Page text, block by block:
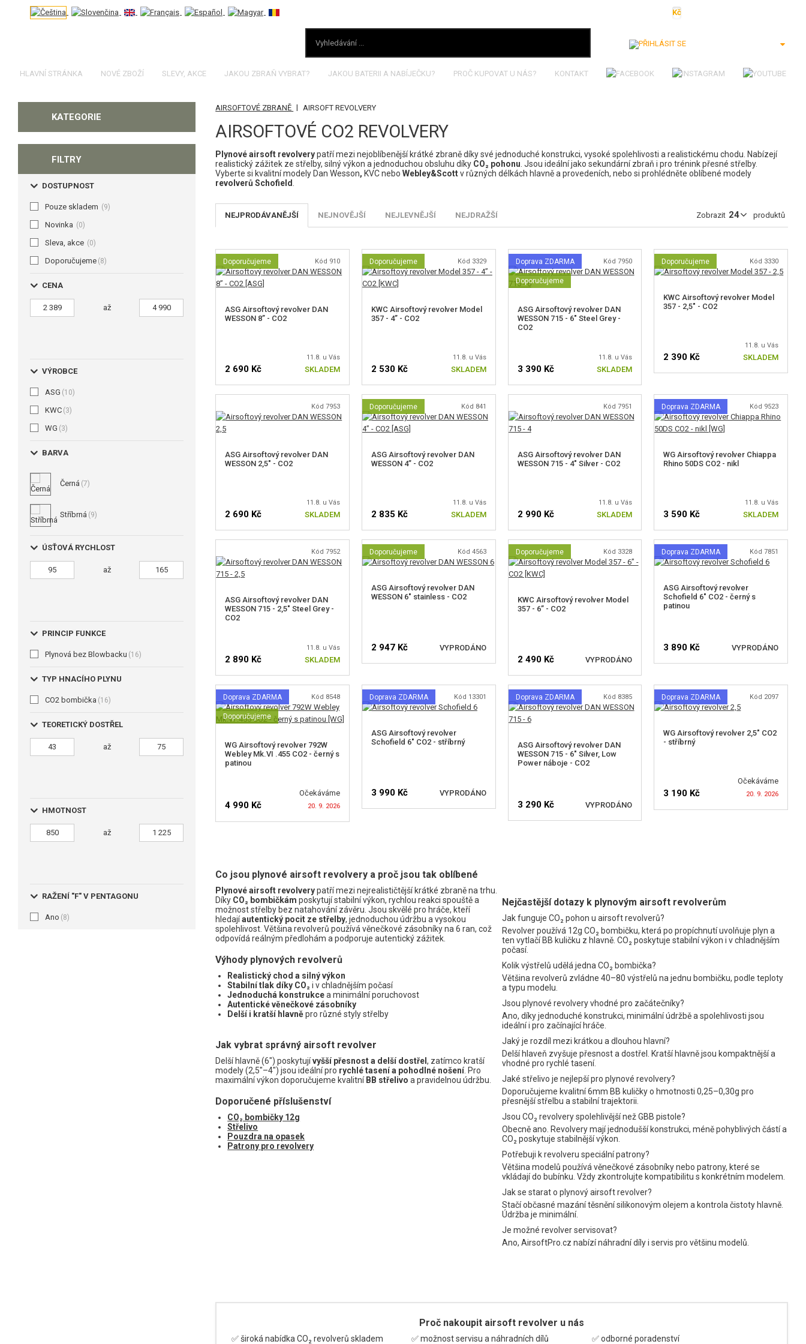
Kč
HLAVNÍ STRÁNKA NOVÉ ZBOŽÍ SLEVY, AKCE JAKOU ZBRAŇ VYBRAT? JAKOU BATERII A NABÍJEČKU? PROČ KUPOVAT U NÁS? KONTAKT
KATEGORIE
FILTRY
DOSTUPNOST
Pouze skladem (9)
Novinka (0)
Sleva, akce (0)
Doporučujeme (8)
CENA
až
VÝROBCE
ASG (10)
KWC (3)
WG (3)
BARVA
Černá (7)
Stříbrná (9)
ÚSŤOVÁ RYCHLOST
až
PRINCIP FUNKCE
Plynová bez Blowbacku (16)
TYP HNACÍHO PLYNU
CO2 bombička (16)
TEORETICKÝ DOSTŘEL
až
HMOTNOST
až
RAŽENÍ "F" V PENTAGONU
Ano (8)
AIRSOFTOVÉ ZBRANĚ | AIRSOFT REVOLVERY
AIRSOFTOVÉ CO2 REVOLVERY
Plynové airsoft revolverypatří mezi nejoblíbenější krátké zbraně díky své jednoduché konstrukci, vysoké spolehlivosti a realistickému chodu. Nabízejí
realistický zážitek ze střelby, silný výkon a jednoduchou obsluhu díky CO₂ pohonu . Jsou ideální jako sekundární zbraň i pro trénink přesné střelby.
Vyberte si kvalitní modely Dan Wesson, KVCnebo Webley&Scott v různých délkách hlavně a provedeních, nebo si prohlédněte oblíbené modely
revolverů Schofield
Zobrazit produktů
NEJPRODÁVANĚJŠÍ NEJNOVĚJŠÍ NEJLEVNĚJŠÍ NEJDRAŽŠÍ
Doporučujeme Kód 910
ASG Airsoftový revolver DAN
WESSON 8” - CO2
11.8. u Vás
2 690 Kč SKLADEM
Doporučujeme Kód 3329
KWC Airsoftový revolver Model
357 - 4” - CO2
11.8. u Vás
2 530 Kč SKLADEM
Doprava ZDARMA
Doporučujeme
Kód 7950
ASG Airsoftový revolver DAN
WESSON 715 - 6" Steel Grey -
CO2
11.8. u Vás
3 390 Kč SKLADEM
Doporučujeme Kód 3330
KWC Airsoftový revolver Model
357 - 2,5" - CO2
11.8. u Vás
2 390 Kč SKLADEM
Kód 7953
ASG Airsoftový revolver DAN
WESSON 2,5" - CO2
11.8. u Vás
2 690 Kč SKLADEM
Doporučujeme Kód 841
ASG Airsoftový revolver DAN
WESSON 4” - CO2
11.8. u Vás
2 835 Kč SKLADEM
Kód 7951
ASG Airsoftový revolver DAN
WESSON 715 - 4" Silver - CO2
11.8. u Vás
2 990 Kč SKLADEM
Doprava ZDARMA Kód 9523
WG Airsoftový revolver Chiappa
Rhino 50DS CO2 - nikl
11.8. u Vás
3 590 Kč SKLADEM
Kód 7952
ASG Airsoftový revolver DAN
WESSON 715 - 2,5" Steel Grey -
CO2
11.8. u Vás
2 890 Kč SKLADEM
Doporučujeme Kód 4563
ASG Airsoftový revolver DAN
WESSON 6" stainless - CO2
2 947 Kč VYPRODÁNO
HLÍDAT DOSTUPNOST
Doporučujeme Kód 3328
KWC Airsoftový revolver Model
357 - 6” - CO2
2 490 Kč VYPRODÁNO
HLÍDAT DOSTUPNOST
Doprava ZDARMA Kód 7851
ASG Airsoftový revolver
Schofield 6" CO2 - černý s
patinou
3 890 Kč VYPRODÁNO
HLÍDAT DOSTUPNOST
Doprava ZDARMA
Doporučujeme
Kód 8548
WG Airsoftový revolver 792W
Webley Mk.VI .455 CO2 - černý s
patinou
Očekáváme
4 990 Kč 20. 9. 2026
Doprava ZDARMA Kód 13301
ASG Airsoftový revolver
Schofield 6" CO2 - stříbrný
3 990 Kč VYPRODÁNO
Doprava ZDARMA Kód 8385
ASG Airsoftový revolver DAN
WESSON 715 - 6" Silver, Low
Power náboje - CO2
3 290 Kč VYPRODÁNO
Doprava ZDARMA Kód 2097
WG Airsoftový revolver 2,5" CO2
- stříbrný
Očekáváme
3 190 Kč 20. 9. 2026
Co jsou plynové airsoft revolvery a proč jsou tak oblíbené
Plynové airsoft revolverypatří mezi nejrealističtější krátké zbraně na trhu.
Díky CO₂ bombičkám poskytují stabilní výkon, rychlou reakci spouště a
možnost střelby bez natahování závěru. Jsou skvělé pro hráče, kteří
hledajíautentický pocit ze střelby, jednoduchou údržbu a vysokou
spolehlivost. Většina revolverů používá věnečkové zásobníky na 6 ran, což
odpovídá reálným předlohám a podporuje autentický zážitek.
Výhody plynových revolverů
Realistický chod a silný výkon
Stabilní tlak díky CO₂ i v chladnějším počasí
Jednoduchá konstrukcea minimální poruchovost
Autentické věnečkové zásobníky
Delší i kratší hlavněpro různé styly střelby
Jak vybrat správný airsoft revolver
Delší hlavně (6") poskytujívyšší přesnost a delší dostřel, zatímco kratší
modely (2,5"–4") jsou ideální pro rychlé tasení a pohodlné nošení. Pro
maximální výkon doporučujeme kvalitní BB střelivo a pravidelnou údržbu.
Doporučené příslušenství
CO₂ bombičky 12g
Střelivo
Pouzdra na opasek
Patrony pro revolvery
Nejčastější dotazy k plynovým airsoft revolverům
Jak funguje CO₂ pohon u airsoft revolverů?
Revolver používá 12g CO₂ bombičku, která po propíchnutí uvolňuje plyn a
ten vytlačí BB kuličku z hlavně. CO₂ poskytuje stabilní výkon i v chladnějším
počasí.
Kolik výstřelů udělá jedna CO₂ bombička?
Většina revolverů zvládne 40–80 výstřelů na jednu bombičku, podle teploty
a typu modelu.
Jsou plynové revolvery vhodné pro začátečníky?
Ano, díky jednoduché konstrukci, minimální údržbě a spolehlivosti jsou
ideální i pro začínající hráče.
Jaký je rozdíl mezi krátkou a dlouhou hlavní?
Delší hlaveň zvyšuje přesnost a dostřel. Kratší hlavně jsou kompaktnější a
vhodné pro rychlé tasení.
Jaké střelivo je nejlepší pro plynové revolvery?
Doporučujeme kvalitní 6mm BB kuličky o hmotnosti 0,25–0,30g pro
přesnější střelbu a stabilní trajektorii.
Jsou CO₂ revolvery spolehlivější než GBB pistole?
Obecně ano. Revolvery mají jednodušší konstrukci, méně pohyblivých částí a
CO₂ poskytuje stabilnější výkon.
Potřebuji k revolveru speciální patrony?
Většina modelů používá věnečkové zásobníky nebo patrony, které se
vkládají do bubínku. Vždy zkontrolujte kompatibilitu s konkrétním modelem.
Jak se starat o plynový airsoft revolver?
Stačí občasné mazání těsnění silikonovým olejem a kontrola čistoty hlavně.
Údržba je minimální.
Je možné revolver servisovat?
Ano, AirsoftPro.cz nabízí náhradní díly i servis pro většinu modelů.
Proč nakoupit airsoft revolver u nás
✅ široká nabídka CO₂ revolverů skladem ✅ možnost servisu a náhradních dílů ✅ odborné poradenství